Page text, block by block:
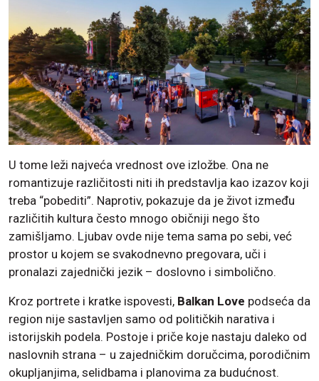
U tome leži najveća vrednost ove izložbe. Ona ne
romantizuje različitosti niti ih predstavlja kao izazov koji
treba “pobediti”. Naprotiv, pokazuje da je život između
različitih kultura često mnogo običniji nego što
zamišljamo. Ljubav ovde nije tema sama po sebi, već
prostor u kojem se svakodnevno pregovara, uči i
pronalazi zajednički jezik – doslovno i simbolično.
Kroz portrete i kratke ispovesti, Balkan Love podseća da
region nije sastavljen samo od političkih narativa i
istorijskih podela. Postoje i priče koje nastaju daleko od
naslovnih strana – u zajedničkim doručcima, porodičnim
okupljanjima, selidbama i planovima za budućnost.